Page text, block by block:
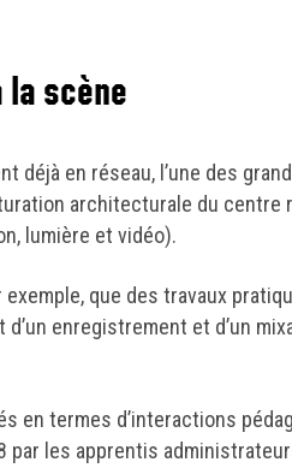
la scène
déjà en réseau, l’une des
architecturale du centre
lumière et vidéo).
que des travaux
enregistrement et d’un
en termes d’interactions
les apprentis